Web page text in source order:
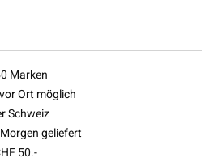
Marken
Ort möglich
Schweiz
geliefert
50.-